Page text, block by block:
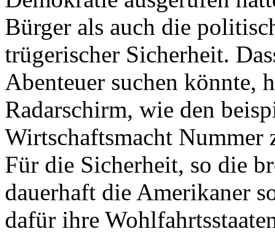
Bürger als auch die
trügerischer Sicherheit.
Abenteuer suchen könnte,
Radarschirm, wie den
Wirtschaftsmacht Nummer
Für die Sicherheit, so die
dauerhaft die Amerikaner
dafür ihre